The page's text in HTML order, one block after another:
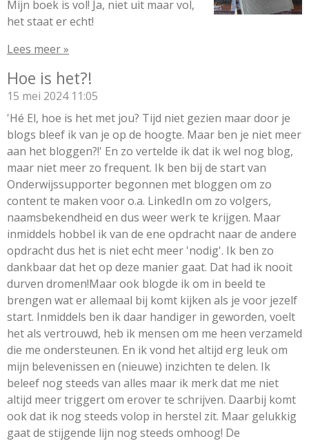
Mijn boek is vol! Ja, niet uit maar vol,
het staat er echt!
Lees meer »
Hoe is het?!
15 mei 2024 11:05
'Hé El, hoe is het met jou? Tijd niet gezien maar door je
blogs bleef ik van je op de hoogte. Maar ben je niet meer
aan het bloggen?!' En zo vertelde ik dat ik wel nog blog,
maar niet meer zo frequent. Ik ben bij de start van
Onderwijssupporter begonnen met bloggen om zo
content te maken voor o.a. LinkedIn om zo volgers,
naamsbekendheid en dus weer werk te krijgen. Maar
inmiddels hobbel ik van de ene opdracht naar de andere
opdracht dus het is niet echt meer 'nodig'. Ik ben zo
dankbaar dat het op deze manier gaat. Dat had ik nooit
durven dromen!Maar ook blogde ik om in beeld te
brengen wat er allemaal bij komt kijken als je voor jezelf
start. Inmiddels ben ik daar handiger in geworden, voelt
het als vertrouwd, heb ik mensen om me heen verzameld
die me ondersteunen. En ik vond het altijd erg leuk om
mijn belevenissen en (nieuwe) inzichten te delen. Ik
beleef nog steeds van alles maar ik merk dat me niet
altijd meer triggert om erover te schrijven. Daarbij komt
ook dat ik nog steeds volop in herstel zit. Maar gelukkig
gaat de stijgende lijn nog steeds omhoog! De